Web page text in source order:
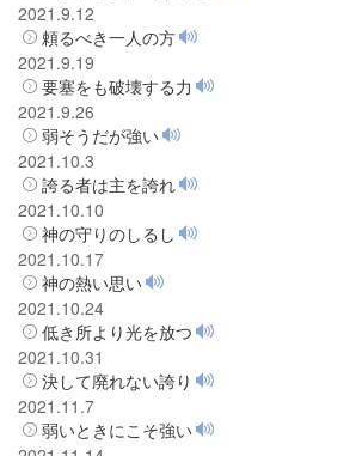
2021.9.12
頼るべき一人の方
2021.9.19
要塞をも破壊する力
2021.9.26
弱そうだが強い
2021.10.3
誇る者は主を誇れ
2021.10.10
神の守りのしるし
2021.10.17
神の熱い思い
2021.10.24
低き所より光を放つ
2021.10.31
決して廃れない誇り
2021.11.7
弱いときにこそ強い